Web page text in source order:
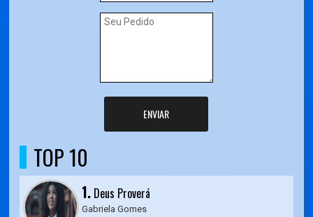
ENVIAR
TOP 10
1. Deus Proverá
Gabriela Gomes